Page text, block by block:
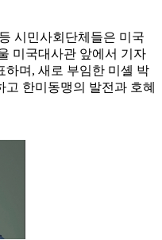
시민사회단체들은 미국
미국대사관 앞에서 기자
하며, 새로 부임한 미셸 박
한미동맹의 발전과 호혜